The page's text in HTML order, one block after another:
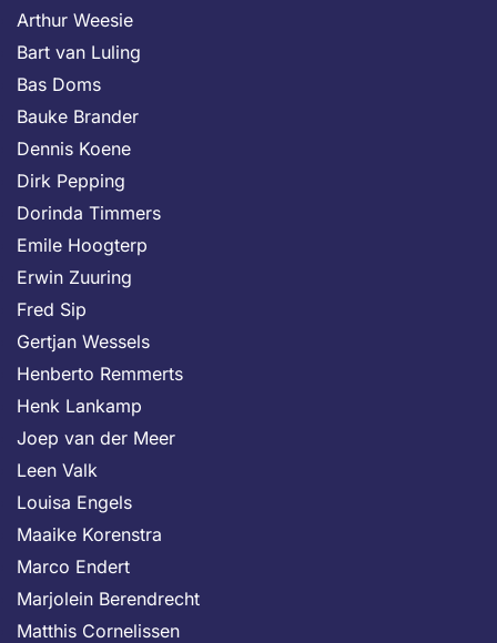
Arthur Weesie
Bart van Luling
Bas Doms
Bauke Brander
Dennis Koene
Dirk Pepping
Dorinda Timmers
Emile Hoogterp
Erwin Zuuring
Fred Sip
Gertjan Wessels
Henberto Remmerts
Henk Lankamp
Joep van der Meer
Leen Valk
Louisa Engels
Maaike Korenstra
Marco Endert
Marjolein Berendrecht
Matthis Cornelissen